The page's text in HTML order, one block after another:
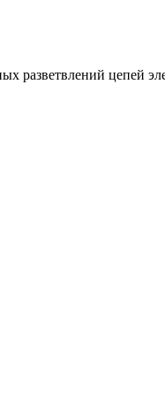
разветвлений цепей